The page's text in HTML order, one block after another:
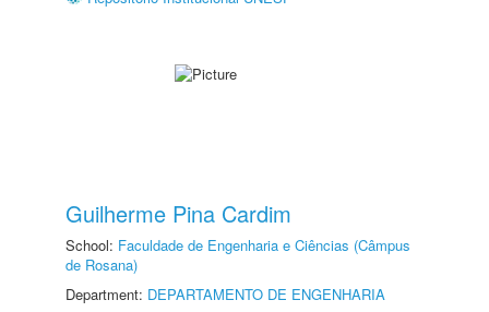
Guilherme Pina Cardim
School: Faculdade de Engenharia e Ciências (Câmpus
de Rosana)
Department: DEPARTAMENTO DE ENGENHARIA